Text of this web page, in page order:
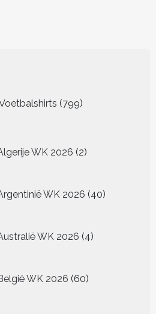
799
producten
WK 2026 2
producten
WK 2026 40
producten
WK 2026 4
producten
WK 2026 60
producten